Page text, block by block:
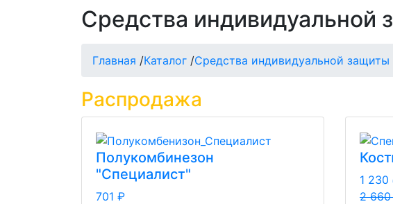
Средства индивидуальной
Главная /Каталог /Средства индивидуальной защиты
Распродажа
Полукомбинезон
"Специалист"
701 ₽
1 230
2